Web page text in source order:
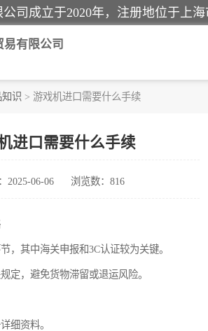
易有限公司
知识 > 游戏机进口需要什么手续
进口需要什么手续
2025-06-06 浏览数：816
，其中海关申报和3C认证较为关键。
定，避免货物滞留或退运风险。
细资料。